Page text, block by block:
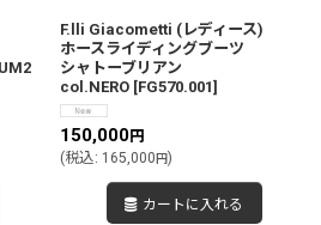
F.lli Giacometti (レディース)
ホースライディングブーツ
シャトーブリアン
col.NERO [FG570.001]
150,000円
(税込: 165,000円)
カートに入れる